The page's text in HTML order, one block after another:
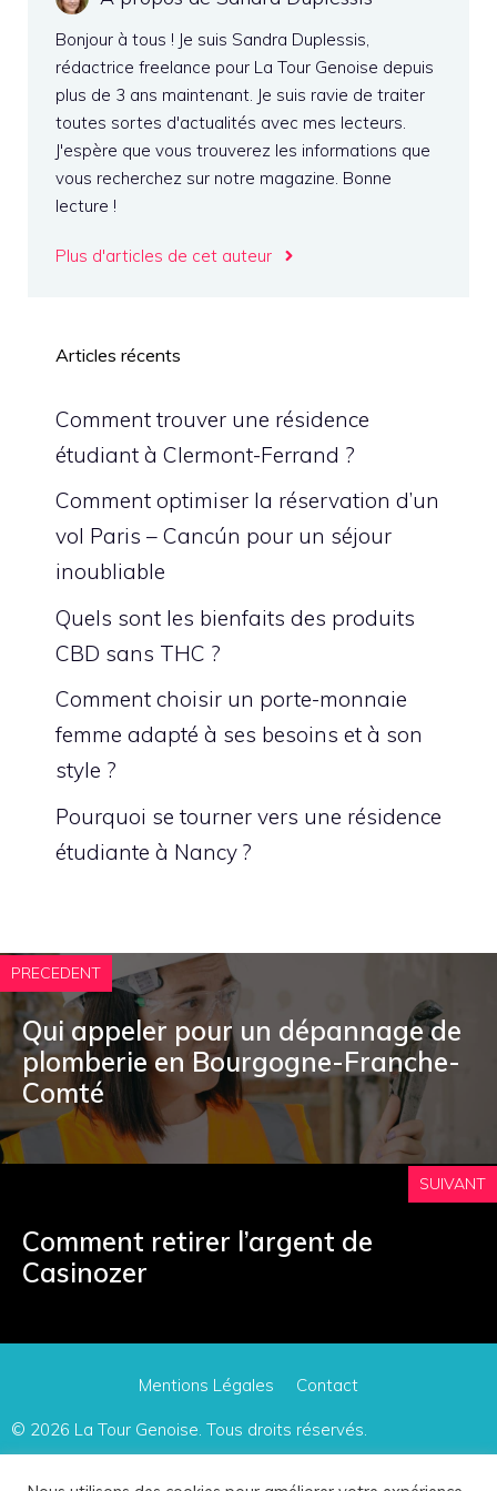
Bonjour à tous ! Je suis Sandra Duplessis,
rédactrice freelance pour La Tour Genoise depuis
plus de 3 ans maintenant. Je suis ravie de traiter
toutes sortes d'actualités avec mes lecteurs.
J'espère que vous trouverez les informations que
vous recherchez sur notre magazine. Bonne
lecture !
Plus d'articles de cet auteur
Articles récents
Comment trouver une résidence
étudiant à Clermont-Ferrand ?
Comment optimiser la réservation d’un
vol Paris – Cancún pour un séjour
inoubliable
Quels sont les bienfaits des produits
CBD sans THC ?
Comment choisir un porte-monnaie
femme adapté à ses besoins et à son
style ?
Pourquoi se tourner vers une résidence
étudiante à Nancy ?
PRECEDENT
Qui appeler pour un dépannage de
plomberie en Bourgogne-Franche-
Comté
SUIVANT
Comment retirer l’argent de
Casinozer
Mentions Légales Contact
© 2026 La Tour Genoise. Tous droits réservés.
Le site participe à plusieurs programmes d'affiliation, dont le Programme Partenaires